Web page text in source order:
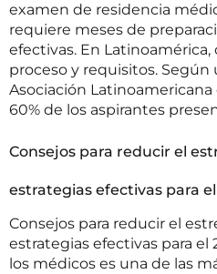
examen de residencia
requiere meses de
efectivas. En
proceso y requisitos. Según
Asociación
60% de los aspirantes
Consejos para reducir el
estrategias efectivas para el
Consejos para reducir el
estrategias efectivas para el
los médicos es una de las